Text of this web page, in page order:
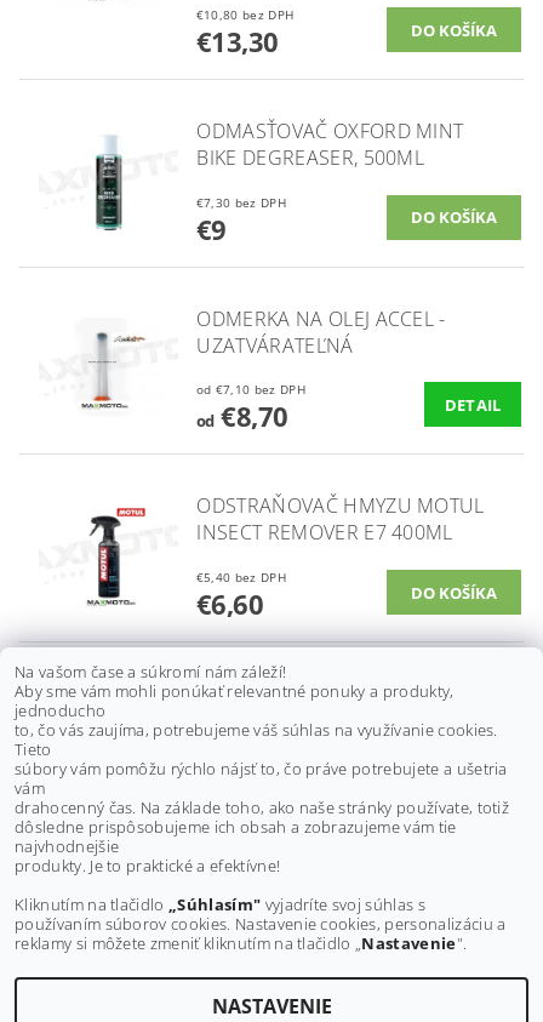
€10,80 bez DPH
€13,30
ODMASŤOVAČ OXFORD MINT
BIKE DEGREASER, 500ML
€7,30 bez DPH
€9
ODMERKA NA OLEJ ACCEL -
UZATVÁRATEĽNÁ
od €7,10 bez DPH
od€8,70 DETAIL
ODSTRAŇOVAČ HMYZU MOTUL
INSECT REMOVER E7 400ML
€5,40 bez DPH
€6,60
OCHRANNÝ PROSTRIEDOK MUC-
OFF MOTORCYCLE PROTECTANT
608, 500ML
od €12,50 bez DPH
od€15,40
ĎALŠIE PRODUKTY
1 2 3
Na vašom čase a súkromí nám záleží!
Aby sme vám mohli ponúkať relevantné ponuky a produkty,
jednoducho
to, čo vás zaujíma, potrebujeme váš súhlas na využívanie cookies.
Tieto
súbory vám pomôžu rýchlo nájsť to, čo práve potrebujete a ušetria
vám
drahocenný čas. Na základe toho, ako naše stránky používate, totiž
dôsledne prispôsobujeme ich obsah a zobrazujeme vám tie
najvhodnejšie
produkty. Je to praktické a efektívne!
Kliknutím na tlačidlo „Súhlasím" vyjadríte svoj súhlas s
používaním súborov cookies. Nastavenie cookies, personalizáciu a
reklamy si môžete zmeniť kliknutím na tlačidlo „Nastavenie".
NASTAVENIE